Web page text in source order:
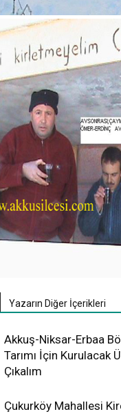
Yazarın Diğer İçerikleri
Akkuş-Niksar-Erbaa
Tarımı İçin Kurulacak
Çıkalım
Çukurköy Mahallesi